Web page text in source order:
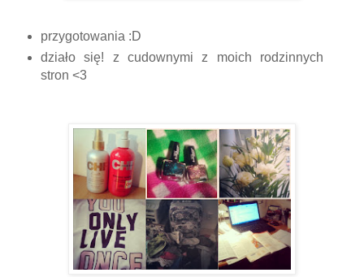
przygotowania :D
działo się! z cudownymi z moich rodzinnych
stron <3